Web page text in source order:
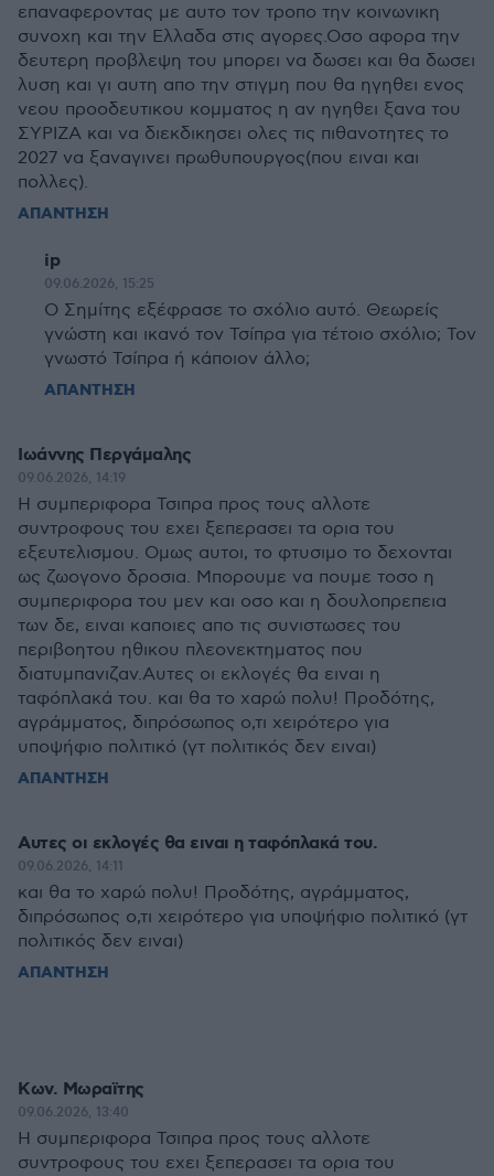
επαναφεροντας με αυτο τον τροπο την κοινωνικη
συνοχη και την Ελλαδα στις αγορες.Οσο αφορα την
δευτερη προβλεψη του μπορει να δωσει και θα δωσει
λυση και γι αυτη απο την στιγμη που θα ηγηθει ενος
νεου προοδευτικου κομματος η αν ηγηθει ξανα του
ΣΥΡΙΖΑ και να διεκδικησει ολες τις πιθανοτητες το
2027 να ξαναγινει πρωθυπουργος(που ειναι και
πολλες).
ΑΠΑΝΤΗΣΗ
ip
09.06.2026, 15:25
Ο Σημίτης εξέφρασε το σχόλιο αυτό. Θεωρείς
γνώστη και ικανό τον Τσίπρα για τέτοιο σχόλιο; Τον
γνωστό Τσίπρα ή κάποιον άλλο;
ΑΠΑΝΤΗΣΗ
Ιωάννης Περγάμαλης
09.06.2026, 14:19
Η συμπεριφορα Τσιπρα προς τους αλλοτε
συντροφους του εχει ξεπερασει τα ορια του
εξευτελισμου. Ομως αυτοι, το φτυσιμο το δεχονται
ως ζωογονο δροσια. Μπορουμε να πουμε τοσο η
συμπεριφορα του μεν και οσο και η δουλοπρεπεια
των δε, ειναι καποιες απο τις συνιστωσες του
περιβοητου ηθικου πλεονεκτηματος που
διατυμπανιζαν.Αυτες οι εκλογές θα ειναι η
ταφόπλακά του. και θα το χαρώ πολυ! Προδότης,
αγράμματος, διπρόσωπος ο,τι χειρότερο για
υποψήφιο πολιτικό (γτ πολιτικός δεν ειναι)
ΑΠΑΝΤΗΣΗ
Αυτες οι εκλογές θα ειναι η ταφόπλακά του.
09.06.2026, 14:11
και θα το χαρώ πολυ! Προδότης, αγράμματος,
διπρόσωπος ο,τι χειρότερο για υποψήφιο πολιτικό (γτ
πολιτικός δεν ειναι)
ΑΠΑΝΤΗΣΗ
Κων. Μωραϊτης
09.06.2026, 13:40
Η συμπεριφορα Τσιπρα προς τους αλλοτε
συντροφους του εχει ξεπερασει τα ορια του